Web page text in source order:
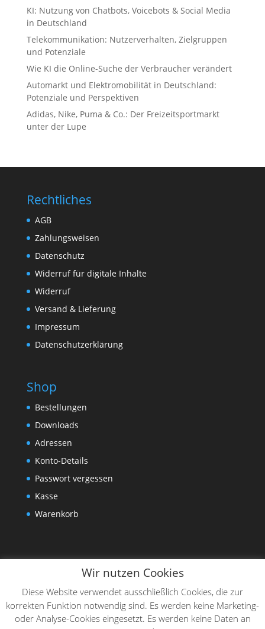
KI: Nutzung von Chatbots, Voicebots & Social Media
in Deutschland
Telekommunikation: Nutzerverhalten, Zielgruppen
und Potenziale
Wie KI die Online-Suche der Verbraucher verändert
Automarkt und Elektromobilität in Deutschland:
Potenziale und Perspektiven
Adidas, Nike, Puma & Co.: Der Freizeitsportmarkt
unter der Lupe
Rechtliches
AGB
Zahlungsweisen
Datenschutz
Widerruf für digitale Inhalte
Widerruf
Versand & Lieferung
Impressum
Datenschutzerklärung
Shop
Bestellungen
Downloads
Adressen
Konto-Details
Passwort vergessen
Kasse
Warenkorb
Wir nutzen Cookies
Diese Website verwendet ausschließlich Cookies, die zur
korrekten Funktion notwendig sind. Es werden keine Marketing-
oder Analyse-Cookies eingesetzt. Es werden keine Daten an